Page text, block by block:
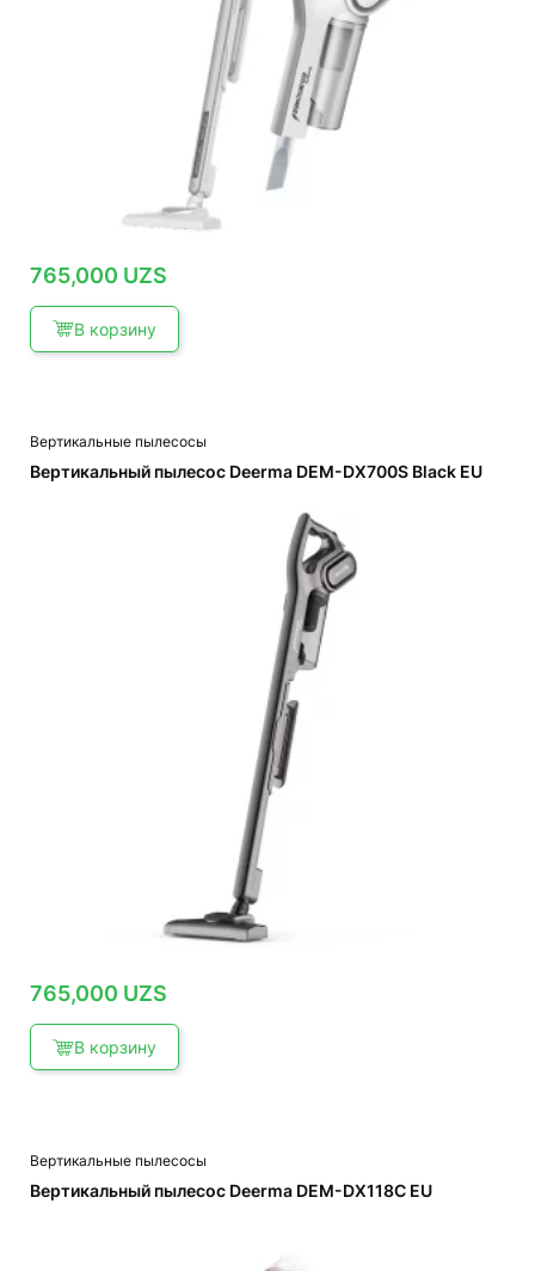
765,000 UZS
В корзину
Вертикальные пылесосы
Вертикальный пылесос Deerma DEM-DX700S Black EU
765,000 UZS
В корзину
Вертикальные пылесосы
Вертикальный пылесос Deerma DEM-DX118C EU